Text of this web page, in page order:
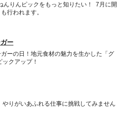
んりんピックをもっと知りたい！ 7月に開
行われます。
ー
ーの日！地元食材の魅力を生かした「グ
クアップ！
やりがいあふれる仕事に挑戦してみません